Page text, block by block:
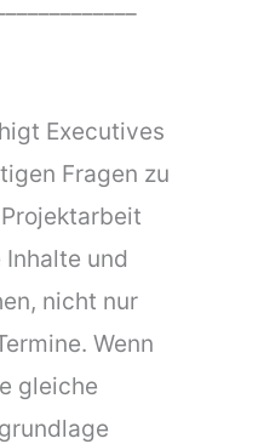
Executives
Fragen zu
und
nicht nur
Wenn
gleiche